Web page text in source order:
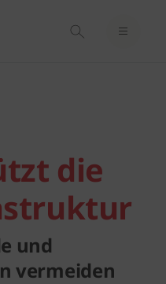
die
und
vermeiden